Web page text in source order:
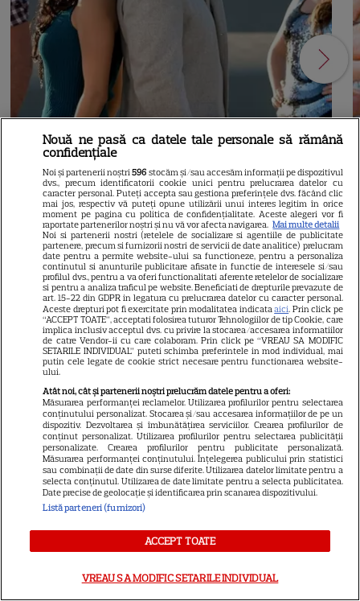
RECOMANDĂRI
„Forța destinului” revine pe
micile ecrane! Telenovela de
succes cu David Zepeda și
Sandra Echeverría începe la
Acasă Gold
ARTICOLE PARTENERI
Nouă ne pasă ca datele tale personale să rămână
confidențiale
Noi și partenerii noștri596 stocăm și/sau accesăm informații pe dispozitivul
dvs., precum identificatorii cookie unici pentru prelucrarea datelor cu
caracter personal. Puteți accepta sau gestiona preferințele dvs. făcând clic
mai jos, respectiv vă puteți opune utilizării unui interes legitim în orice
moment pe pagina cu politica de confidențialitate. Aceste alegeri vor fi
raportate partenerilor noștri și nu vă vor afecta navigarea. Mai multe detalii
Noi si partenerii nostri (retelele de socializare si agentiile de publicitate
partenere, precum si furnizorii nostri de servicii de date analitice) prelucram
date pentru a permite website-ului sa functioneze, pentru a personaliza
continutul si anunturile publicitare afisate in functie de interesele si/sau
profilul dvs., pentru a va oferi functionalitati aferente retelelor de socializare
si pentru a analiza traficul pe website. Beneficiati de drepturile prevazute de
art. 15-22 din GDPR in legatura cu prelucrarea datelor cu caracter personal.
Aceste drepturi pot fi exercitate prin modalitatea indicataaici. Prin click pe
“ACCEPT TOATE”, acceptati folosirea tuturor Tehnologiilor de tip Cookie, care
implica inclusiv acceptul dvs. cu privire la stocarea/accesarea informatiilor
de catre Vendor-ii cu care colaboram. Prin click pe “VREAU SA MODIFIC
SETARILE INDIVIDUAL” puteti schimba preferintele in mod individual, mai
putin cele legate de cookie strict necesare pentru functionarea website-
ului.
Atât noi, cât și partenerii noștri prelucrăm datele pentru a oferi:
Măsurarea performanței reclamelor. Utilizarea profilurilor pentru selectarea
conținutului personalizat. Stocarea și/sau accesarea informațiilor de pe un
dispozitiv. Dezvoltarea și îmbunătățirea serviciilor. Crearea profilurilor de
conținut personalizat. Utilizarea profilurilor pentru selectarea publicității
personalizate. Crearea profilurilor pentru publicitate personalizată.
Măsurarea performanței conținutului. Înțelegerea publicului prin statistici
sau combinații de date din surse diferite. Utilizarea datelor limitate pentru a
selecta conținutul. Utilizarea de date limitate pentru a selecta publicitatea.
Date precise de geolocație și identificarea prin scanarea dispozitivului.
Listă parteneri (furnizori)
ACCEPT TOATE
VREAU SA MODIFIC SETARILE INDIVIDUAL